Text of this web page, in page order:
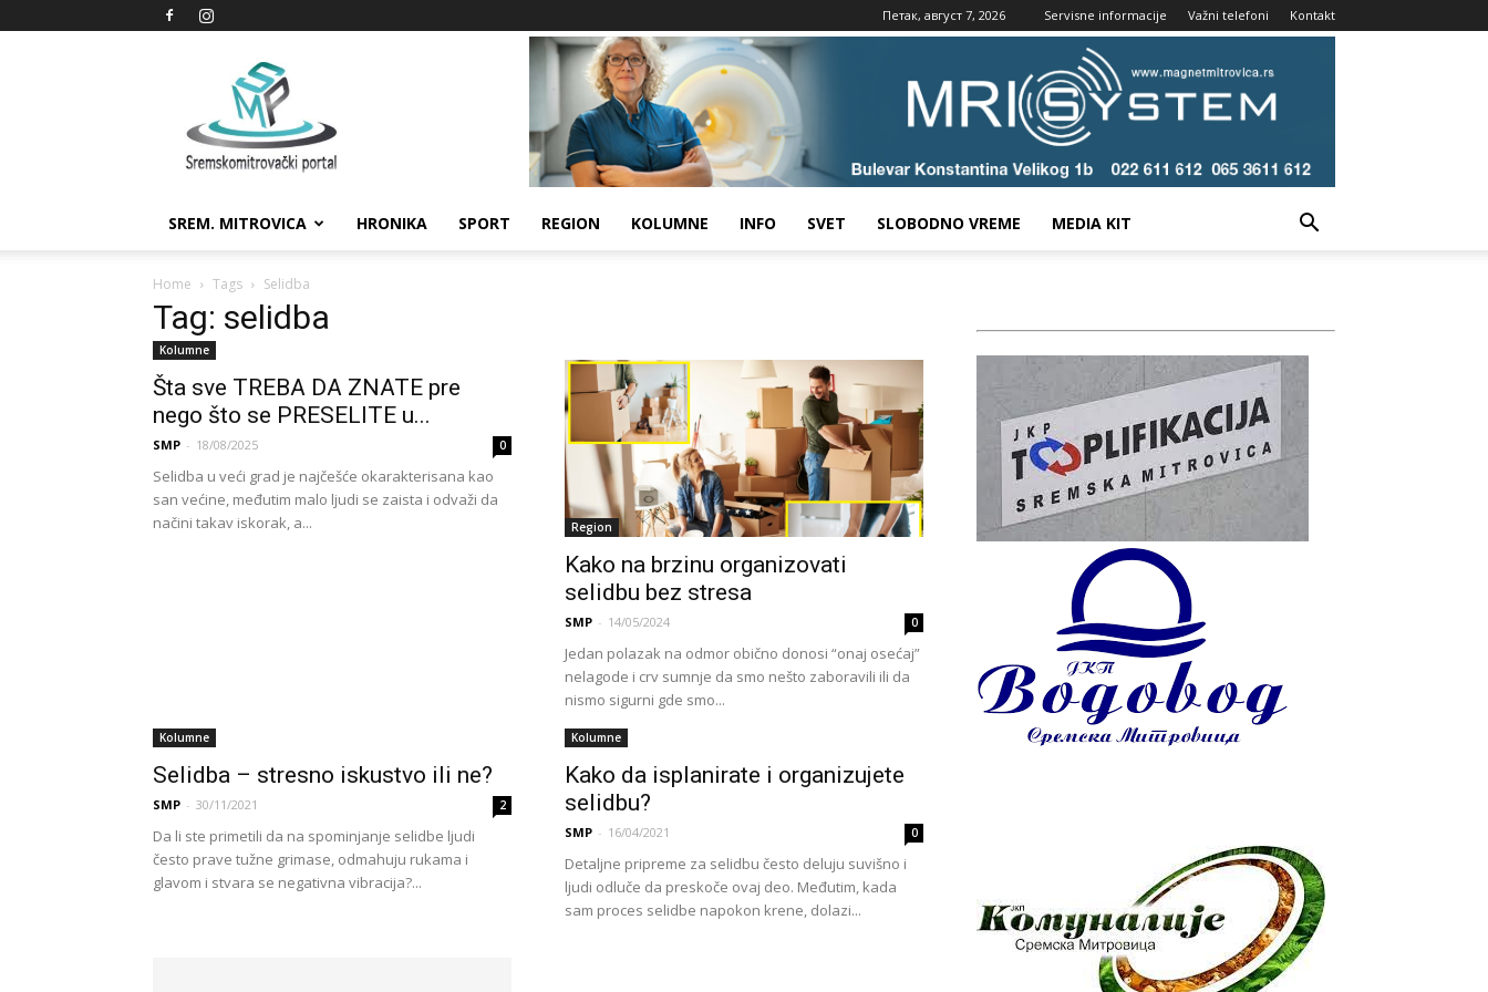
Петак, август 7, 2026 Servisne informacije Važni telefoni Kontakt
Sremskomitrovački
portal
SREM. MITROVICA HRONIKA SPORT REGION KOLUMNE INFO SVET SLOBODNO VREME MEDIA KIT
Home Tags Selidba
Tag: selidba
Kolumne
Šta sve TREBA DA ZNATE pre
nego što se PRESELITE u...
SMP - 18/08/2025 0
Selidba u veći grad je najčešće okarakterisana kao
san većine, međutim malo ljudi se zaista i odvaži da
načini takav iskorak, a...
Region
Kako na brzinu organizovati
selidbu bez stresa
SMP - 14/05/2024 0
Jedan polazak na odmor obično donosi “onaj osećaj”
nelagode i crv sumnje da smo nešto zaboravili ili da
nismo sigurni gde smo...
Kolumne
Selidba – stresno iskustvo ili ne?
SMP - 30/11/2021 2
Da li ste primetili da na spominjanje selidbe ljudi
često prave tužne grimase, odmahuju rukama i
glavom i stvara se negativna vibracija?...
Kolumne
Kako da isplanirate i organizujete
selidbu?
SMP - 16/04/2021 0
Detaljne pripreme za selidbu često deluju suvišno i
ljudi odluče da preskoče ovaj deo. Međutim, kada
sam proces selidbe napokon krene, dolazi...